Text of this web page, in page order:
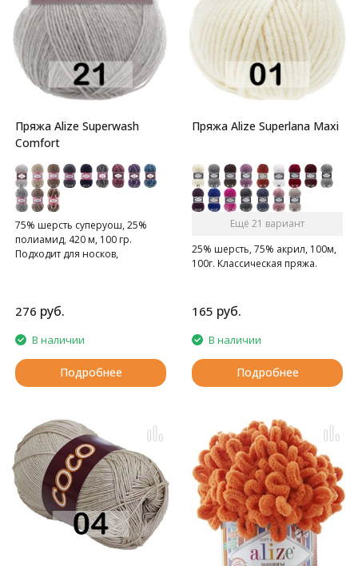
Пряжа Alize Superwash
Comfort
75% шерсть суперуош, 25%
полиамид, 420 м, 100 гр.
Подходит для носков,
276 руб.
В наличии
Подробнее
Пряжа Alize Superlana Maxi
Ещё 21 вариант
25% шерсть, 75% акрил, 100м,
100г. Классическая пряжа.
165 руб.
В наличии
Подробнее